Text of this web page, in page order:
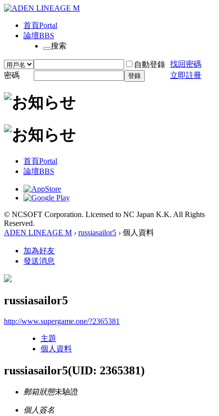
首頁Portal
論壇BBS
搜索
自動登錄 找回密碼
密碼
登錄 立即註冊
首頁Portal
論壇BBS
© NCSOFT Corporation. Licensed to NC Japan K.K. All Rights
Reserved.
ADEN LINEAGE M › russiasailor5 › 個人資料
加為好友
發送消息
russiasailor5
http://www.supergame.one/?2365381
主題
個人資料
russiasailor5(UID: 2365381)
郵箱狀態未驗證
個人簽名